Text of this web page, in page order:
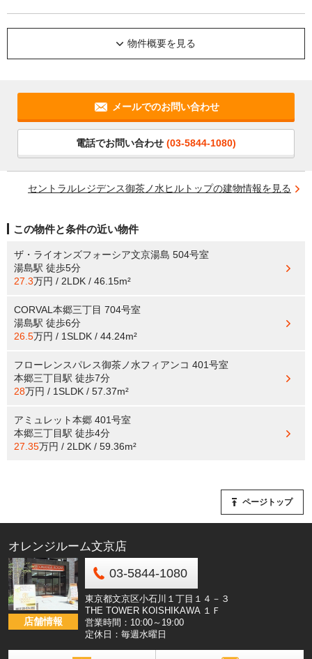
物件概要を見る
メールでのお問い合わせ
電話でお問い合わせ (03-5844-1080)
セントラルレジデンス御茶ノ水ヒルトップの建物情報を見る
この物件と条件の近い物件
ザ・ライオンズフォーシア文京湯島 504号室
湯島駅 徒歩5分
27.3万円 / 2LDK / 46.15m²
CORVAL本郷三丁目 704号室
湯島駅 徒歩6分
26.5万円 / 1SLDK / 44.24m²
フローレンスパレス御茶ノ水フィアンコ 401号室
本郷三丁目駅 徒歩7分
28万円 / 1SLDK / 57.37m²
アミュレット本郷 401号室
本郷三丁目駅 徒歩4分
27.35万円 / 2LDK / 59.36m²
ページトップ
オレンジルーム文京店
店舗情報
03-5844-1080
東京都文京区小石川１丁目１４－３
THE TOWER KOISHIKAWA １Ｆ
営業時間：10:00～19:00
定休日：毎週水曜日